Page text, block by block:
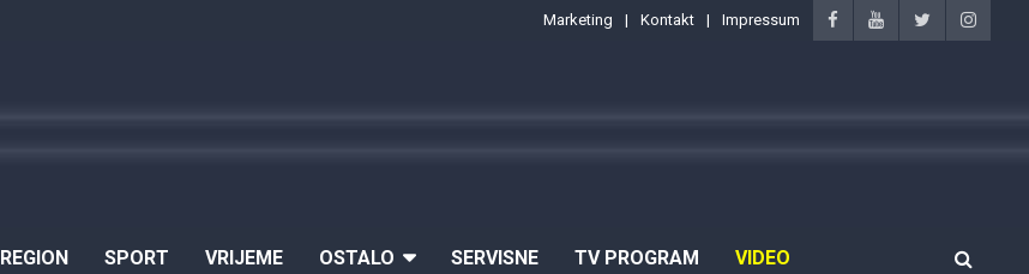
Marketing Kontakt Impressum
REGION SPORT VRIJEME OSTALO SERVISNE TV PROGRAM VIDEO